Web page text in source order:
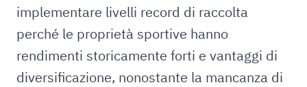
implementare livelli record di raccolta
perché le proprietà sportive hanno
rendimenti storicamente forti e vantaggi di
diversificazione, nonostante la mancanza di